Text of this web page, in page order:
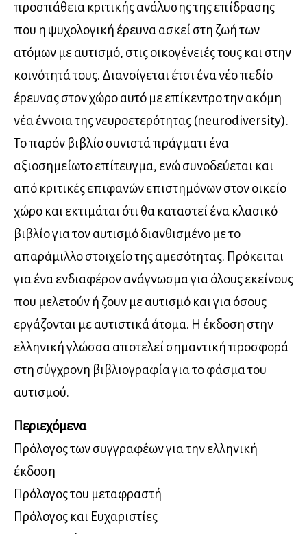
προσπάθεια κριτικής ανάλυσης της επίδρασης
που η ψυχολογική έρευνα ασκεί στη ζωή των
ατόμων με αυτισμό, στις οικογένειές τους και στην
κοινότητά τους. Διανοίγεται έτσι ένα νέο πεδίο
έρευνας στον χώρο αυτό με επίκεντρο την ακόμη
νέα έννοια της νευροετερότητας (neurodiversity).
Το παρόν βιβλίο συνιστά πράγματι ένα
αξιοσημείωτο επίτευγμα, ενώ συνοδεύεται και
από κριτικές επιφανών επιστημόνων στον οικείο
χώρο και εκτιμάται ότι θα καταστεί ένα κλασικό
βιβλίο για τον αυτισμό διανθισμένο με το
απαράμιλλο στοιχείο της αμεσότητας. Πρόκειται
για ένα ενδιαφέρον ανάγνωσμα για όλους εκείνους
που μελετούν ή ζουν με αυτισμό και για όσους
εργάζονται με αυτιστικά άτομα. Η έκδοση στην
ελληνική γλώσσα αποτελεί σημαντική προσφορά
στη σύγχρονη βιβλιογραφία για το φάσμα του
αυτισμού.
Περιεχόμενα
Πρόλογος των συγγραφέων για την ελληνική
έκδοση
Πρόλογος του μεταφραστή
Πρόλογος και Ευχαριστίες